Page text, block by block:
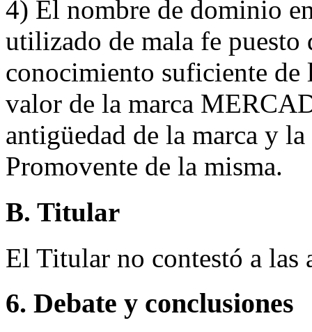
4) El nombre de dominio
utilizado de mala fe
conocimiento suficiente de
valor de la marca
antigüedad de la marca y
Promovente de la misma.
B. Titular
El Titular no contestó a las
6. Debate y conclusiones